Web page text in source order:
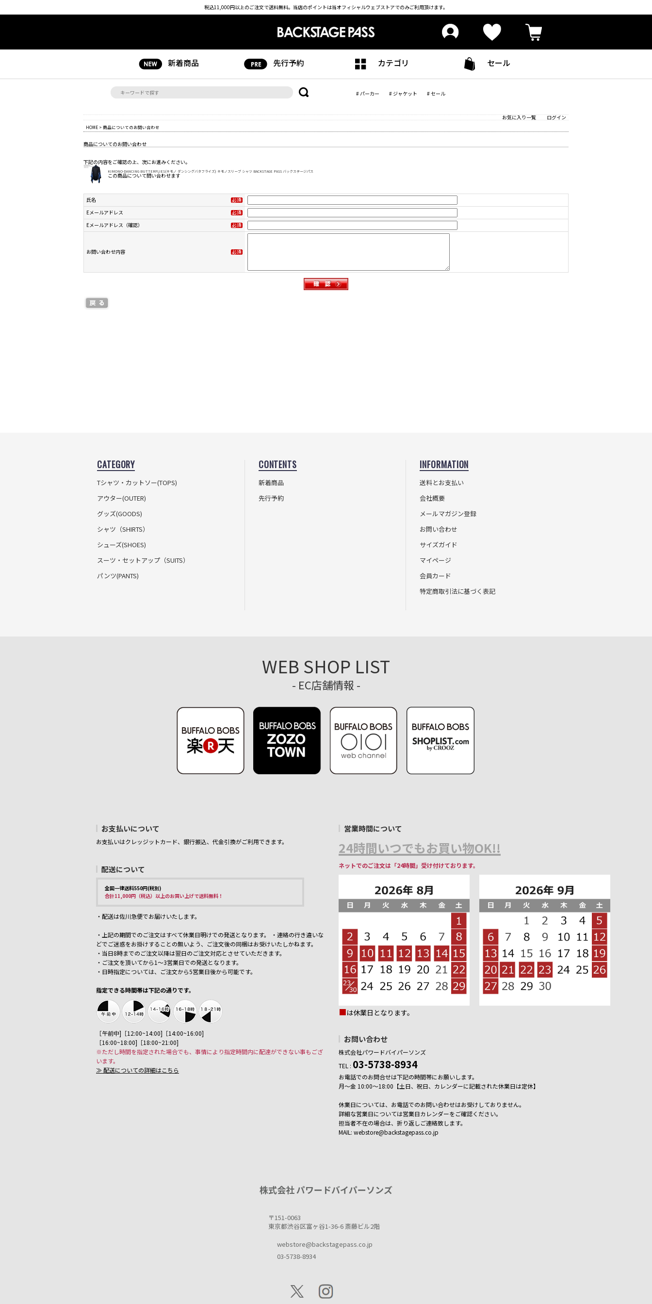
税込11,000円以上のご注文で送料無料。 当店のポイントは当オフィシャルウェブストアでのみご利用頂けます。
新着商品 先行予約 カテゴリ セール
# パーカー # ジャケット # セール
お気に入り一覧 ログイン
HOME > 商品についてのお問い合わせ
商品についてのお問い合わせ
下記の内容をご確認の上、次にお進みください。
KIMONO-DANCING BUTTERFLIES(キモノ ダンシングバタフライズ) キモノスリーブ シャツ BACKSTAGE PASS バックステージパス
この商品について問い合わせます
氏名
Eメールアドレス
Eメールアドレス（確認）
お問い合わせ内容
CATEGORY
Tシャツ・カットソー(TOPS)
アウター(OUTER)
グッズ(GOODS)
シャツ（SHIRTS）
シューズ(SHOES)
スーツ・セットアップ （SUITS）
パンツ(PANTS)
CONTENTS
新着商品
先行予約
INFORMATION
送料とお支払い
会社概要
メールマガジン登録
お問い合わせ
サイズガイド
マイページ
会員カード
特定商取引法に基づく表記
WEB SHOP LIST
- EC店舗情報 -
お支払いについて
お支払いはクレッジットカード、銀行振込、代金引換がご利用できます。
配送について
全国一律送料550円(税別)
合計11,000円（税込）以上のお買い上げで送料無料！
・配送は佐川急便でお届けいたします。
・上記の期間でのご注文はすべて休業日明けでの発送となります。 ・連絡の行き違いな
どでご迷惑をお掛けすることの無いよう、ご注文後の同梱はお受けいたしかねます。
・当日8時までのご注文以降は翌日のご注文対応とさせていただきます。
・ご注文を頂いてから1～3営業日での発送となります。
・日時指定については、ご注文から5営業日後から可能です。
指定できる時間帯は下記の通りです。
［午前中]［12:00~14:00]［14:00~16:00]
［16:00~18:00]［18:00~21:00]
※ただし時間を指定された場合でも、事情により指定時間内に配達ができない事もござ
います。
≫ 配送についての詳細はこちら
営業時間について
24時間いつでもお買い物OK!!
ネットでのご注文は「24時間」受け付けております。
■は休業日となります。
お問い合わせ
株式会社パワードバイパーソンズ
TEL : 03-5738-8934
お電話でのお問合せは下記の時間帯にお願いします。
月～金 10:00～18:00【土日、祝日、カレンダーに記載された休業日は定休】
休業日については、お電話でのお問い合わせはお受けしておりません。
詳細な営業日については営業日カレンダーをご確認ください。
担当者不在の場合は、折り返しご連絡致します。
MAIL: webstore@backstagepass.co.jp
株式会社 パワードバイパーソンズ
〒151-0063
東京都渋谷区富ヶ谷1-36-6 斎藤ビル2階
webstore@backstagepass.co.jp
03-5738-8934